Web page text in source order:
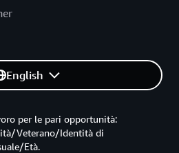
English
per le pari opportunità:
Veterano/Identità di
Età.